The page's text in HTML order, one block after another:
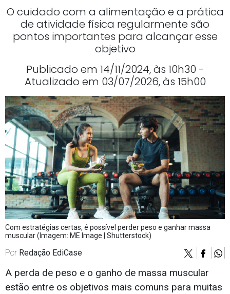
O cuidado com a alimentação e a prática
de atividade física regularmente são
pontos importantes para alcançar esse
objetivo
Publicado em 14/11/2024, às 10h30 -
Atualizado em 03/07/2026, às 15h00
Com estratégias certas, é possível perder peso e ganhar massa
muscular (Imagem: ME Image | Shutterstock)
Por Redação EdiCase
A perda de peso e o ganho de massa muscular
estão entre os objetivos mais comuns para muitas